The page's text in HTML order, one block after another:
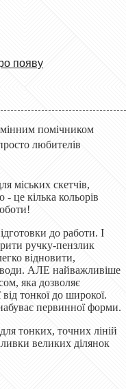
появу
помічником
любителів
міських скетчів,
- це кілька кольорів
до работи. І
ручку-пензлик
відновити,
АЛЕ найважливіше
яка дозволяє
тонкої до широкої.
первинної форми.
тонких, точних ліній
великих ділянок